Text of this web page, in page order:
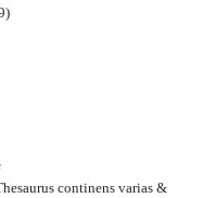
continens varias &